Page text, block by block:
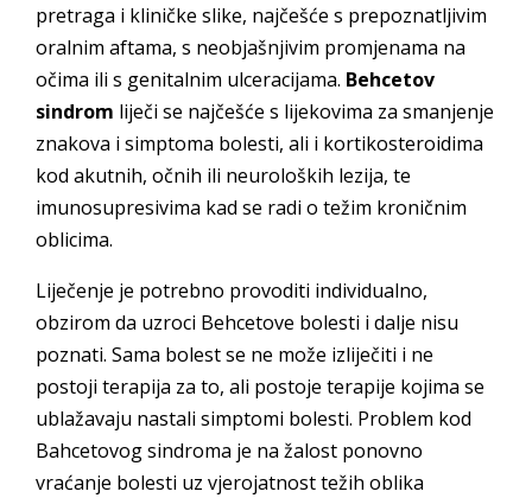
pretraga i kliničke slike, najčešće s prepoznatljivim
oralnim aftama, s neobjašnjivim promjenama na
očima ili s genitalnim ulceracijama. Behcetov
sindrom liječi se najčešće s lijekovima za smanjenje
znakova i simptoma bolesti, ali i kortikosteroidima
kod akutnih, očnih ili neuroloških lezija, te
imunosupresivima kad se radi o težim kroničnim
oblicima.
Liječenje je potrebno provoditi individualno,
obzirom da uzroci Behcetove bolesti i dalje nisu
poznati. Sama bolest se ne može izliječiti i ne
postoji terapija za to, ali postoje terapije kojima se
ublažavaju nastali simptomi bolesti. Problem kod
Bahcetovog sindroma je na žalost ponovno
vraćanje bolesti uz vjerojatnost težih oblika